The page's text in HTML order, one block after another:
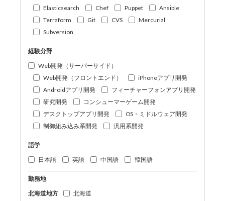
Elasticsearch
Chef Puppet
Ansible
Terraform
Git CVS
Mercurial
Subversion
経験分野
Web開発（サーバーサイド）
Web開発（フロントエンド）
iPhoneアプリ開発
Androidアプリ開発
フィーチャーフォンアプリ開発
研究開発
コンシューマーゲーム開発
デスクトップアプリ開発
OS・ミドルウェア開発
制御組み込み系開発
汎用系開発
語学
日本語
英語 中国語 韓国語
勤務地
北海道地方
北海道